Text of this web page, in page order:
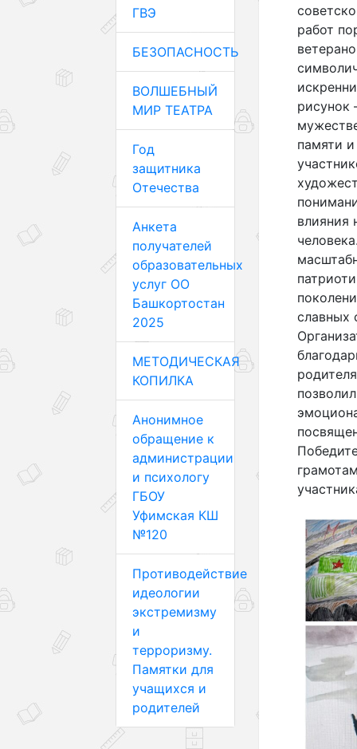
ГВЭ
БЕЗОПАСНОСТЬ
ВОЛШЕБНЫЙ
МИР ТЕАТРА
Год
защитника
Отечества
Анкета
получателей
образовательных
услуг ОО
Башкортостан
2025
МЕТОДИЧЕСКАЯ
КОПИЛКА
Анонимное
обращение к
администрации
и психологу
ГБОУ
Уфимская КШ
№120
Противодействие
идеологии
экстремизму
и
терроризму.
Памятки для
учащихся и
родителей
работ
рисунок
памяти
влияния
славных